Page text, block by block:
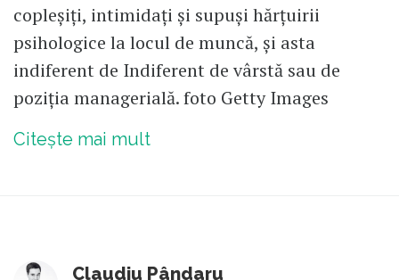
copleșiți, intimidați și supuși hărțuirii
psihologice la locul de muncă, și asta
indiferent de Indiferent de vârstă sau de
poziția managerială. foto Getty Images
Citește mai mult
Claudiu Pândaru